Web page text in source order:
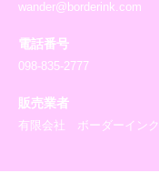
wander@borderink.com
電話番号
098-835-2777
販売業者
有限会社 ボーダーインク